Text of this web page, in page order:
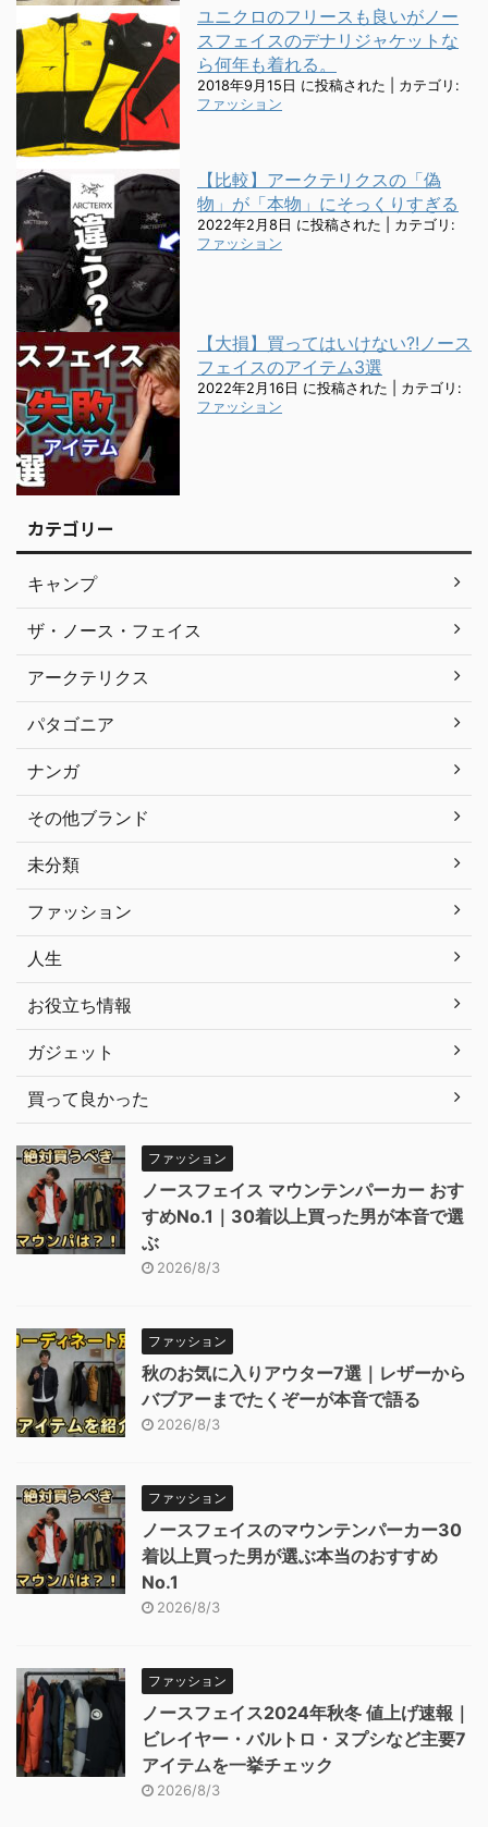
ユニクロのフリースも良いがノー
スフェイスのデナリジャケットな
ら何年も着れる。
2018年9月15日 に投稿された
カテゴリ:
ファッション
【比較】アークテリクスの「偽
物」が「本物」にそっくりすぎる
2022年2月8日 に投稿された
カテゴリ:
ファッション
【大損】買ってはいけない?!ノース
フェイスのアイテム3選
2022年2月16日 に投稿された
カテゴリ:
ファッション
カテゴリー
キャンプ
ザ・ノース・フェイス
アークテリクス
パタゴニア
ナンガ
その他ブランド
未分類
ファッション
人生
お役立ち情報
ガジェット
買って良かった
ファッション
ノースフェイス マウンテンパーカー おす
すめNo.1｜30着以上買った男が本音で選
ぶ
2026/8/3
ファッション
秋のお気に入りアウター7選｜レザーから
バブアーまでたくぞーが本音で語る
2026/8/3
ファッション
ノースフェイスのマウンテンパーカー30
着以上買った男が選ぶ本当のおすすめ
No.1
2026/8/3
ファッション
ノースフェイス2024年秋冬 値上げ速報｜
ビレイヤー・バルトロ・ヌプシなど主要7
アイテムを一挙チェック
2026/8/3